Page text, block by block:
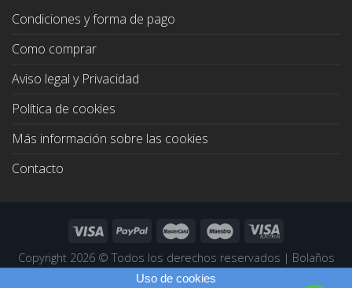
Condiciones y forma de pago
Como comprar
Aviso legal y Privacidad
Política de cookies
Más información sobre las cookies
Contacto
Copyright 2026 © Todos los derechos reservados | Bolaños
Páginas Web Profesionales
Uso de cookies